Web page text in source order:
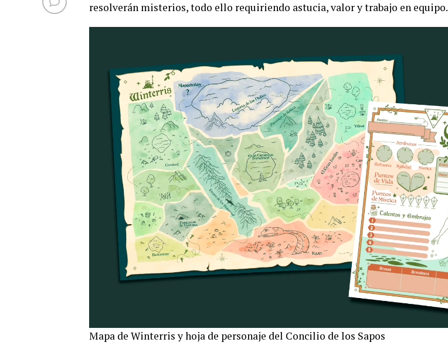
resolverán misterios, todo ello requiriendo astucia, valor y trabajo en equipo.
Mapa de Winterris y hoja de personaje del Concilio de los Sapos